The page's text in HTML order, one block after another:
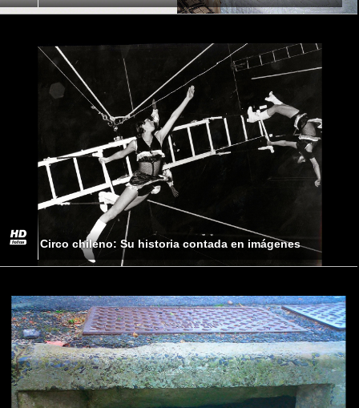
Circo chileno: Su historia contada en imágenes